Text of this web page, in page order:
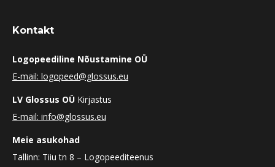
Kontakt
Logopeediline Nõustamine OÜ
E-mail: logopeed@glossus.eu
LV Glossus OÜ Kirjastus
E-mail: info@glossus.eu
Meie asukohad
Tallinn: Tiiu tn 8 – Logopeediteenus